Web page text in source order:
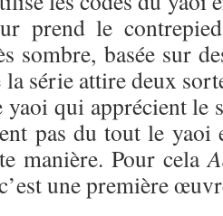
prend le
sombre, basée sur
série attire deux
qui apprécient le
pas du tout le
manière. Pour cela
une première